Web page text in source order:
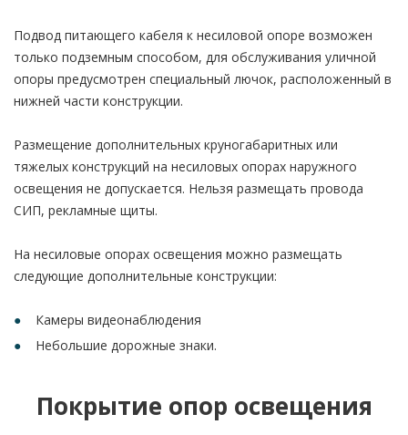
Подвод питающего кабеля к несиловой опоре возможен
только подземным способом, для обслуживания уличной
опоры предусмотрен специальный лючок, расположенный в
нижней части конструкции.
Размещение дополнительных круногабаритных или
тяжелых конструкций на несиловых опорах наружного
освещения не допускается. Нельзя размещать провода
СИП, рекламные щиты.
На несиловые опорах освещения можно размещать
следующие дополнительные конструкции:
Камеры видеонаблюдения
Небольшие дорожные знаки.
Покрытие опор освещения